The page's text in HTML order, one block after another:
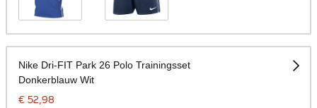
Nike Dri-FIT Park 26 Polo Trainingsset
Donkerblauw Wit
€ 52,98